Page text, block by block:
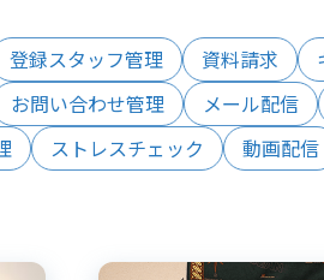
登録スタッフ管理 資料請求
お問い合わせ管理
メール配信
ストレスチェック 動画配信